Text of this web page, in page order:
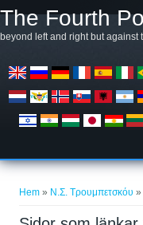
The Fourth
beyond left and right but against
Hem » Ν.Σ. Τρουμπετσκόυ